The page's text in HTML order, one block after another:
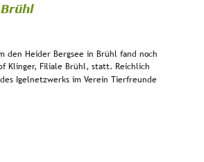
den Heider Bergsee in Brühl fand noch
Klinger, Filiale Brühl, statt. Reichlich
Igelnetzwerks im Verein Tierfreunde